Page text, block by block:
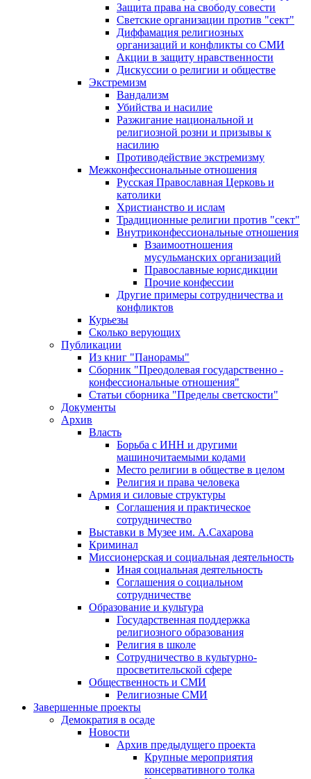
Защита права на свободу совести
Светские организации против "сект"
Диффамация религиозных
организаций и конфликты со СМИ
Акции в защиту нравственности
Дискуссии о религии и обществе
Экстремизм
Вандализм
Убийства и насилие
Разжигание национальной и
религиозной розни и призывы к
насилию
Противодействие экстремизму
Межконфессиональные отношения
Русская Православная Церковь и
католики
Христианство и ислам
Традиционные религии против "сект"
Внутриконфессиональные отношения
Взаимоотношения
мусульманских организаций
Православные юрисдикции
Прочие конфессии
Другие примеры сотрудничества и
конфликтов
Курьезы
Сколько верующих
Публикации
Из книг "Панорамы"
Сборник "Преодолевая государственно -
конфессиональные отношения"
Статьи сборника "Пределы светскости"
Документы
Архив
Власть
Борьба с ИНН и другими
машиночитаемыми кодами
Место религии в обществе в целом
Религия и права человека
Армия и силовые структуры
Соглашения и практическое
сотрудничество
Выставки в Музее им. А.Сахарова
Криминал
Миссионерская и социальная деятельность
Иная социальная деятельность
Соглашения о социальном
сотрудничестве
Образование и культура
Государственная поддержка
религиозного образования
Религия в школе
Сотрудничество в культурно-
просветительской сфере
Общественность и СМИ
Религиозные СМИ
Завершенные проекты
Демократия в осаде
Новости
Архив предыдущего проекта
Крупные мероприятия
консервативного толка